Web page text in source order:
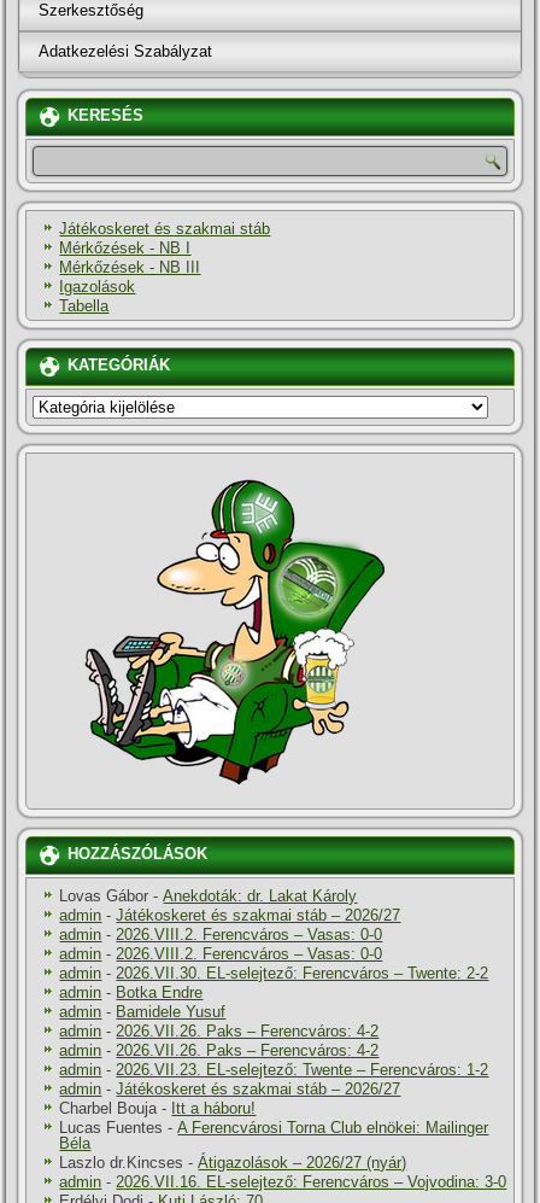
Szerkesztőség
Adatkezelési Szabályzat
KERESÉS
Játékoskeret és szakmai stáb
Mérkőzések - NB I
Mérkőzések - NB III
Igazolások
Tabella
KATEGÓRIÁK
KATEGÓRIÁK
HOZZÁSZÓLÁSOK
Lovas Gábor -Anekdoták: dr. Lakat Károly
admin -Játékoskeret és szakmai stáb – 2026/27
admin -2026.VIII.2. Ferencváros – Vasas: 0-0
admin -2026.VIII.2. Ferencváros – Vasas: 0-0
admin -2026.VII.30. EL-selejtező: Ferencváros – Twente: 2-2
admin - Botka Endre
admin - Bamidele Yusuf
admin -2026.VII.26. Paks – Ferencváros: 4-2
admin -2026.VII.26. Paks – Ferencváros: 4-2
admin -2026.VII.23. EL-selejtező: Twente – Ferencváros: 1-2
admin -Játékoskeret és szakmai stáb – 2026/27
Charbel Bouja- Itt a háboru!
Lucas Fuentes -A Ferencvárosi Torna Club elnökei: Mailinger
Béla
Laszlo dr.Kincses -Átigazolások – 2026/27 (nyár)
admin -2026.VII.16. EL-selejtező: Ferencváros – Vojvodina: 3-0